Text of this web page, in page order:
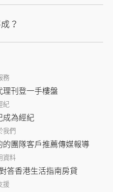
？
務
理刊登一手樓盤
紀
成為經紀
我們
的團隊客戶推薦傳媒報導
資料
答香港生活指南房貸
援